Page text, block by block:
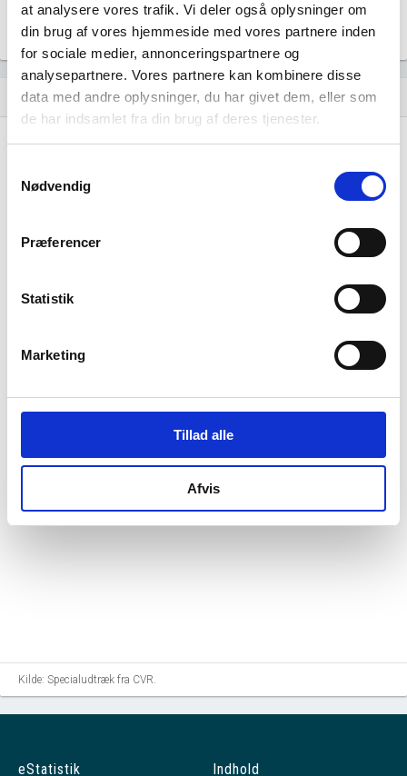
at analysere vores trafik. Vi deler også oplysninger om
din brug af vores hjemmeside med vores partnere inden
for sociale medier, annonceringspartnere og
analysepartnere. Vores partnere kan kombinere disse
data med andre oplysninger, du har givet dem, eller som
de har indsamlet fra din brug af deres tjenester.
Nødvendig
Præferencer
Statistik
Marketing
Tillad alle
Afvis
location_city RA Komplementar ApS
Veronavej 18, 2300 København S
hourglass_empty Historisk udvikling af rollerne
Simon Lester Skals
virksomheden.
Kilde: Specialudtræk fra CVR.
eStatistik Indhold